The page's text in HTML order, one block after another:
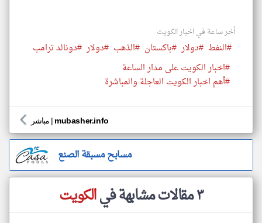
أخر ساعة في اخبار الكويت
#النفط #دولار #باكستان #الذهب #دولار #دونالد ترامب
#اخبار الكويت على مدار الساعة
#أهم اخبار الكويت العاجلة والمباشرة
مباشر | mubasher.info
مسابح مسبقة الصنع
٣ مقالات مشابهة في الكويت